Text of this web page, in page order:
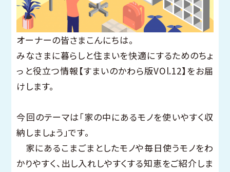
オーナーの皆さまこんにちは。
みなさまに暮らしと住まいを快適にするためのちょ
っと役立つ情報【すまいのかわら版VOl.12】をお届
けします。
今回のテーマは「家の中にあるモノを使いやすく収
納しましょう」です。
家にあるこまごまとしたモノや毎日使うモノをわ
かりやすく、出し入れしやすくする知恵をご紹介しま